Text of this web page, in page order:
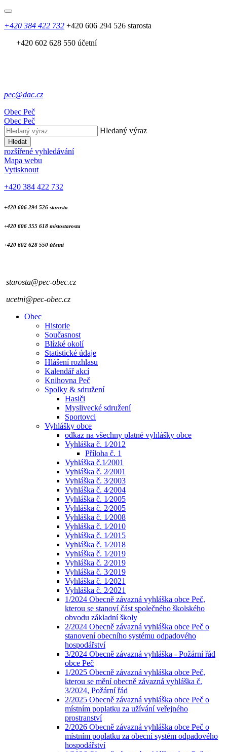
+420 384 422 732 +420 606 294 526 starosta
+420 602 628 550 účetní
pec@dac.cz
Obec Peč
Obec Peč
Hledaný výraz
Hledat
rozšířené vyhledávání
Mapa webu
Vytisknout
+420 384 422 732
+420 606 294 526 starosta
+420 606 355 618 místostarosta
+420 602 628 550 účetní
starosta@pec-obec.cz
ucetni@pec-obec.cz
Obec
Historie
Současnost
Blízké okolí
Statistické údaje
Hlášení rozhlasu
Kalendář akcí
Knihovna Peč
Spolky & sdružení
Hasiči
Myslivecké sdružení
Sportovci
Vyhlášky obce
odkaz na všechny platné vyhlášky obce
Vyhláška č. 1⁄2012
Příloha č. 1
Vyhláška č.1⁄2001
Vyhláška č. 2⁄2001
Vyhláška č. 3⁄2003
Vyhláška č. 4⁄2004
Vyhláška č. 1⁄2005
Vyhláška č. 2⁄2005
Vyhláška č. 1⁄2008
Vyhláška č. 1⁄2010
Vyhláška č. 1⁄2015
Vyhláška č. 1⁄2018
Vyhláška č. 1⁄2019
Vyhláška č. 2⁄2019
Vyhláška č. 3⁄2019
Vyhláška č. 1⁄2021
Vyhláška č. 2⁄2021
1/2024 Obecně závazná vyhláška obce Peč,
kterou se stanoví část společného školského
obvodu základní školy
2/2024 Obecně závazná vyhláška obce Peč o
stanovení obecního systému odpadového
hospodářství
3/2024 Obecně závazná vyhláška - Požární řád
obce Peč
1/2025 Obecně závazná vyhláška obce Peč,
kterou se mění obecně závazná vyhláška č.
3/2024, Požární řád
2/2025 Obecně závazná vyhláška obce Peč o
místním poplatku za užívání veřejného
prostranství
2/2026 Obecně závazná vyhláška obce Peč o
místním poplatku za obecní systém odpadového
hospodářství